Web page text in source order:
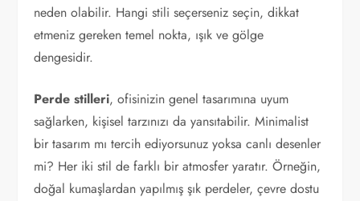
neden olabilir. Hangi stili seçerseniz seçin, dikkat
etmeniz gereken temel nokta, ışık ve gölge
dengesidir.
Perde stilleri, ofisinizin genel tasarımına uyum
sağlarken, kişisel tarzınızı da yansıtabilir. Minimalist
bir tasarım mı tercih ediyorsunuz yoksa canlı desenler
mi? Her iki stil de farklı bir atmosfer yaratır. Örneğin,
doğal kumaşlardan yapılmış şık perdeler, çevre dostu